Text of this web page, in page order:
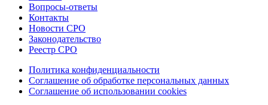
Вопросы-ответы
Контакты
Новости СРО
Законодательство
Реестр СРО
Политика конфиденциальности
Соглашение об обработке персональных данных
Соглашение об использовании cookies